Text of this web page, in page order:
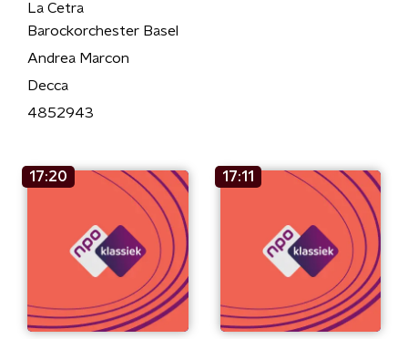
La Cetra
Barockorchester Basel
Andrea Marcon
Decca
4852943
17:20 17:11